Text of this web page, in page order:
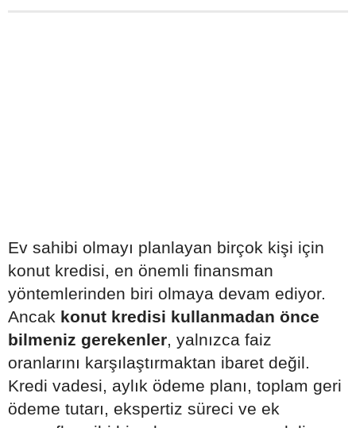
Ev sahibi olmayı planlayan birçok kişi için
konut kredisi, en önemli finansman
yöntemlerinden biri olmaya devam ediyor.
Ancak konut kredisi kullanmadan önce
bilmeniz gerekenler, yalnızca faiz
oranlarını karşılaştırmaktan ibaret değil.
Kredi vadesi, aylık ödeme planı, toplam geri
ödeme tutarı, ekspertiz süreci ve ek